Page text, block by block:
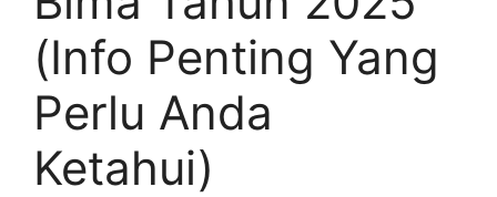
(Info Penting Yang
Perlu Anda
Ketahui)